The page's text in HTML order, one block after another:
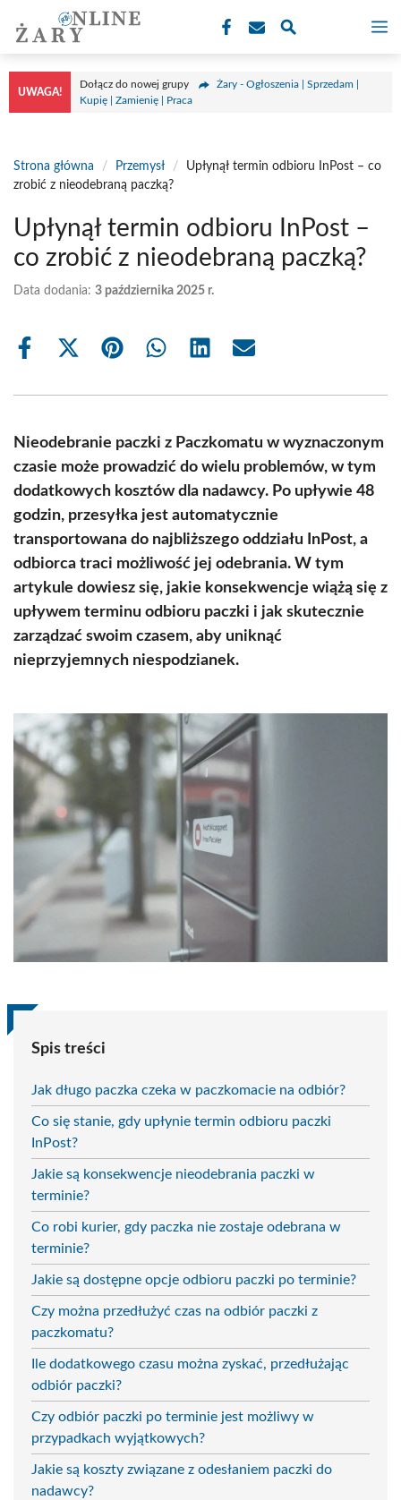
treści
UWAGA!
Dołącz do nowej grupy
Żary - Ogłoszenia | Sprzedam |
Kupię | Zamienię | Praca
Strona główna / Przemysł /
Upłynął termin odbioru InPost – co
zrobić z nieodebraną paczką?
Upłynął termin odbioru InPost –
co zrobić z nieodebraną paczką?
Data dodania: 3 października 2025 r.
Share
Share
(Twitter)
Share Share Share Share
Nieodebranie paczki z Paczkomatu w wyznaczonym
czasie może prowadzić do wielu problemów, w tym
dodatkowych kosztów dla nadawcy. Po upływie 48
godzin, przesyłka jest automatycznie
transportowana do najbliższego oddziału InPost, a
odbiorca traci możliwość jej odebrania. W tym
artykule dowiesz się, jakie konsekwencje wiążą się z
upływem terminu odbioru paczki i jak skutecznie
zarządzać swoim czasem, aby uniknąć
nieprzyjemnych niespodzianek.
Spis treści
Jak długo paczka czeka w paczkomacie na odbiór?
Co się stanie, gdy upłynie termin odbioru paczki
InPost?
Jakie są konsekwencje nieodebrania paczki w
terminie?
Co robi kurier, gdy paczka nie zostaje odebrana w
terminie?
Jakie są dostępne opcje odbioru paczki po terminie?
Czy można przedłużyć czas na odbiór paczki z
paczkomatu?
Ile dodatkowego czasu można zyskać, przedłużając
odbiór paczki?
Czy odbiór paczki po terminie jest możliwy w
przypadkach wyjątkowych?
Jakie są koszty związane z odesłaniem paczki do
nadawcy?